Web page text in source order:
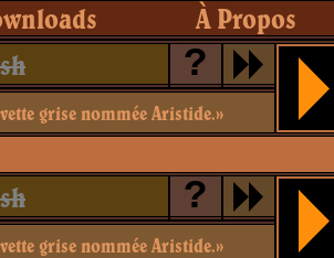
À Propos
?
grise nommée Aristide.»
?
grise nommée Aristide.»